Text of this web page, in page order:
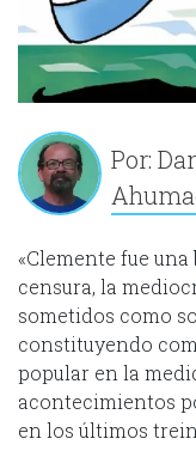
Por:
«Clemente fue
censura, la
sometidos como
constituyendo
popular en la
acontecimientos
en los últimos